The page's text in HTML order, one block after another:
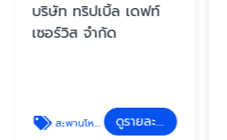
บริษัท ทริปเบิ้ล เดฟท์
เซอร์วิส จำกัด
สะพานโหลดสินค้า (Dock leveler) ดูรายละเอียด